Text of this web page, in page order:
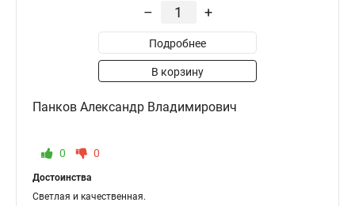
– +
Подробнее
В корзину
Панков Александр Владимирович
0 0
Достоинства
Светлая и качественная.